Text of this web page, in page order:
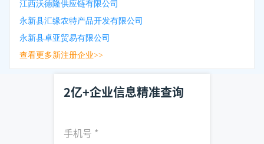
江西沃德隆供应链有限公司
永新县汇缘农特产品开发有限公司
永新县卓亚贸易有限公司
查看更多新注册企业>>
2亿+企业信息精准查询
手机号 *